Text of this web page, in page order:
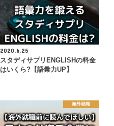
2020.6.25
スタディサプリENGLISHの料金
はいくら?【語彙力UP】
海外就職